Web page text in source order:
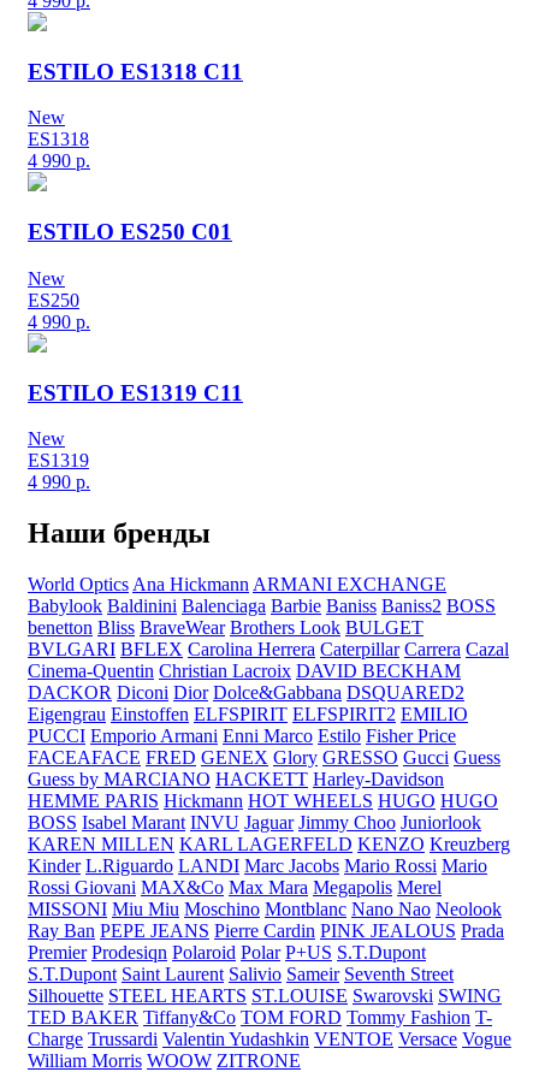
ESTILO ES1318 C11
New
ES1318
4 990 р.
ESTILO ES250 C01
New
ES250
4 990 р.
ESTILO ES1319 C11
New
ES1319
4 990 р.
Наши бренды
World Optics Ana Hickmann ARMANI EXCHANGE
Babylook Baldinini Balenciaga Barbie Baniss Baniss2 BOSS
benetton Bliss BraveWear Brothers Look BULGET
BVLGARI BFLEX Carolina Herrera Caterpillar Carrera Cazal
Cinema-Quentin Christian Lacroix DAVID BECKHAM
DACKOR Diconi Dior Dolce&Gabbana DSQUARED2
Eigengrau Einstoffen ELFSPIRIT ELFSPIRIT2 EMILIO
PUCCI Emporio Armani Enni Marco Estilo Fisher Price
FACEAFACE FRED GENEX Glory GRESSO Gucci Guess
Guess by MARCIANO HACKETT Harley-Davidson
HEMME PARIS Hickmann HOT WHEELS HUGO HUGO
BOSS Isabel Marant INVU Jaguar Jimmy Choo Juniorlook
KAREN MILLEN KARL LAGERFELD KENZO Kreuzberg
Kinder L.Riguardo LANDI Marc Jacobs Mario Rossi Mario
Rossi Giovani MAX&Co Max Mara Megapolis Merel
MISSONI Miu Miu Moschino Montblanc Nano Nao Neolook
Ray Ban PEPE JEANS Pierre Cardin PINK JEALOUS Prada
Premier Prodesiqn Polaroid Polar P+US S.T.Dupont
S.T.Dupont Saint Laurent Salivio Sameir Seventh Street
Silhouette STEEL HEARTS ST.LOUISE Swarovski SWING
TED BAKER Tiffany&Co TOM FORD Tommy Fashion T-
Charge Trussardi Valentin Yudashkin VENTOE Versace Vogue
William Morris WOOW ZITRONE